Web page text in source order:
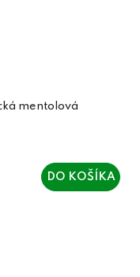
mentolová
DO KOŠÍKA